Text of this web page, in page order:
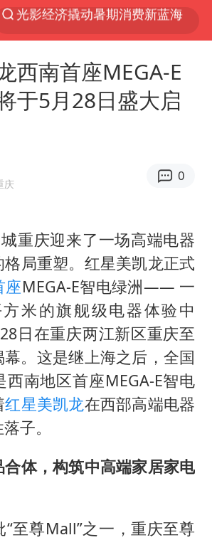
浙江上海等地有大雨或暴雨
上四休三，但降薪1000元，你接受吗？
黄金牛市回来了吗
白海豚将正面袭击贯穿浙江
几元成本的AI广告导致千万市值蒸发
《欢迎来龙餐馆》口碑
杭州全市有序停课
商场现钱学森巨幅海报 负责人回应
“不怕六爷挂得多 就怕六爷挂一颗”
全民健身事业高质量发展
WTT瑞典大满贯女单签表出炉
乐享全民健身 共筑健康中国
西南首座MEGA-E
于5月28日盛大启
庆
0
重庆迎来了一场高端电器
局重塑。红星美凯龙正式
座MEGA-E智电绿洲—— 一
米的旗舰级电器体验中
日在重庆两江新区重庆至
。这是继上海之后，全国
南地区首座MEGA-E智电
红星美凯龙在西部高端电器
子。
体，构筑中高端家居家电
至尊Mall”之一，重庆至尊